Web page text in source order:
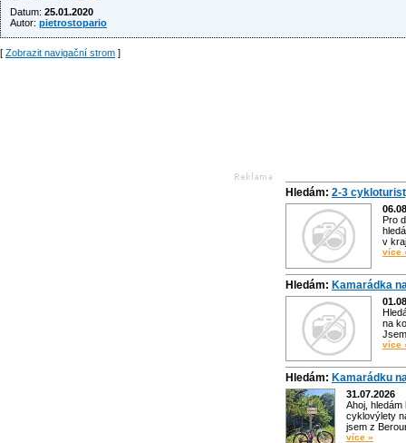
Datum: 25.01.2020
Autor: pietrostopario
[ Zobrazit navigační strom ]
Hledám: 2-3
Pro
v
více
Hledám: Kamarádka
na
více
Hledám: Kamarádku
31.07.2026
Ahoj,
cyklovýlety
jsem z
více »